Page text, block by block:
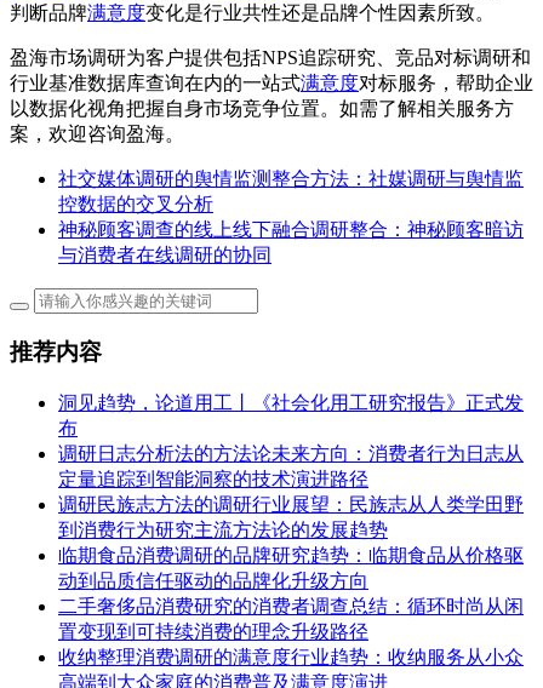
判断品牌满意度变化是行业共性还是品牌个性因素所致。
盈海市场调研为客户提供包括NPS追踪研究、竞品对标调研和
行业基准数据库查询在内的一站式满意度对标服务，帮助企业
以数据化视角把握自身市场竞争位置。如需了解相关服务方
案，欢迎咨询盈海。
社交媒体调研的舆情监测整合方法：社媒调研与舆情监
控数据的交叉分析
神秘顾客调查的线上线下融合调研整合：神秘顾客暗访
与消费者在线调研的协同
推荐内容
洞见趋势，论道用工丨《社会化用工研究报告》正式发
布
调研日志分析法的方法论未来方向：消费者行为日志从
定量追踪到智能洞察的技术演进路径
调研民族志方法的调研行业展望：民族志从人类学田野
到消费行为研究主流方法论的发展趋势
临期食品消费调研的品牌研究趋势：临期食品从价格驱
动到品质信任驱动的品牌化升级方向
二手奢侈品消费研究的消费者调查总结：循环时尚从闲
置变现到可持续消费的理念升级路径
收纳整理消费调研的满意度行业趋势：收纳服务从小众
高端到大众家庭的消费普及满意度演进